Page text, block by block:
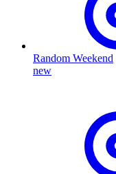
Random Weekend
new